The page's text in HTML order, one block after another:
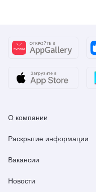
О компании
Раскрытие информации
Вакансии
Новости